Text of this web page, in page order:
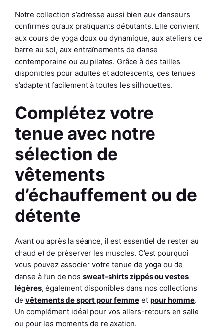
Notre collection s’adresse aussi bien aux danseurs
confirmés qu’aux pratiquants débutants. Elle convient
aux cours de yoga doux ou dynamique, aux ateliers de
barre au sol, aux entraînements de danse
contemporaine ou au pilates. Grâce à des tailles
disponibles pour adultes et adolescents, ces tenues
s’adaptent facilement à toutes les silhouettes.
Complétez votre
tenue avec notre
sélection de
vêtements
d’échauffement ou de
détente
Avant ou après la séance, il est essentiel de rester au
chaud et de préserver les muscles. C’est pourquoi
vous pouvez associer votre tenue de yoga ou de
danse à l’un de nos sweat-shirts zippés ou vestes
légères, également disponibles dans nos collections
de vêtements de sport pour femme et pour homme.
Un complément idéal pour vos allers-retours en salle
ou pour les moments de relaxation.